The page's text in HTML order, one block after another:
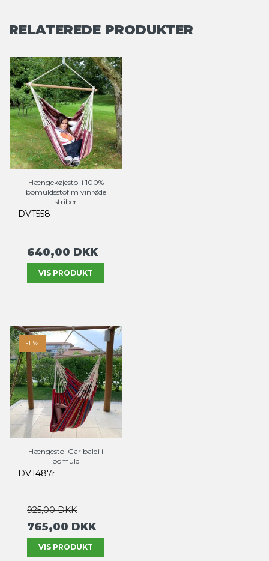
RELATEREDE PRODUKTER
Hængekøjestol i 100%
bomuldsstof m vinrøde
striber
DVT558
640,00 DKK
VIS PRODUKT
-11%
Hængestol Garibaldi i
bomuld
DVT487r
925,00 DKK
765,00 DKK
VIS PRODUKT